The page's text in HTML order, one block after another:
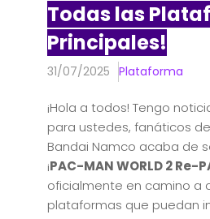
Todas las
Principales!
31/07/2025 Plataforma
¡Hola a todos! Tengo
para ustedes, fanáticos de
Bandai Namco acaba de
¡PAC-MAN WORLD 2 Re-
oficialmente en camino a
plataformas que puedan